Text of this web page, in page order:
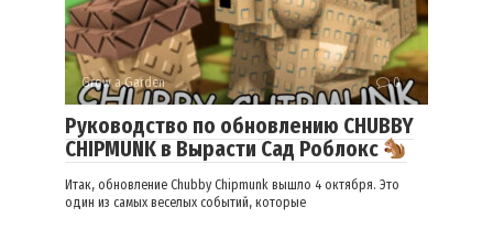
Grow a Garden 0
Руководство по обновлению CHUBBY
CHIPMUNK в Вырасти Сад Роблокс
Итак, обновление Chubby Chipmunk вышло 4 октября. Это
один из самых веселых событий, которые